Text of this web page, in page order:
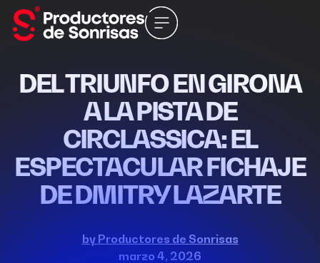
DEL TRIUNFO EN GIRONA
A LA PISTA DE
CIRCLASSICA: EL
ESPECTACULAR FICHAJE
DE DMITRY LAZARTE
by Productores de Sonrisas
marzo 4, 2026